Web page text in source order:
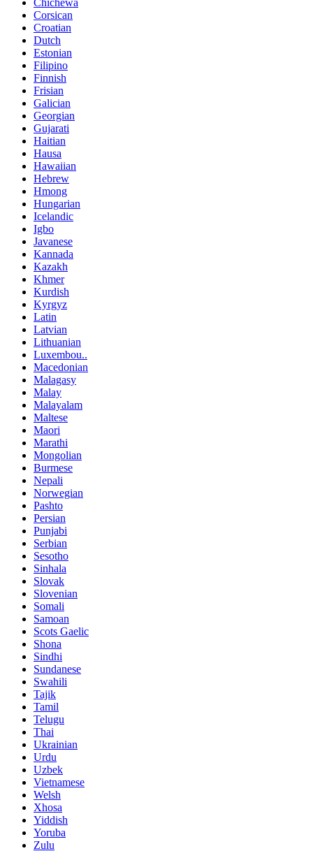
Chichewa
Corsican
Croatian
Dutch
Estonian
Filipino
Finnish
Frisian
Galician
Georgian
Gujarati
Haitian
Hausa
Hawaiian
Hebrew
Hmong
Hungarian
Icelandic
Igbo
Javanese
Kannada
Kazakh
Khmer
Kurdish
Kyrgyz
Latin
Latvian
Lithuanian
Luxembou..
Macedonian
Malagasy
Malay
Malayalam
Maltese
Maori
Marathi
Mongolian
Burmese
Nepali
Norwegian
Pashto
Persian
Punjabi
Serbian
Sesotho
Sinhala
Slovak
Slovenian
Somali
Samoan
Scots Gaelic
Shona
Sindhi
Sundanese
Swahili
Tajik
Tamil
Telugu
Thai
Ukrainian
Urdu
Uzbek
Vietnamese
Welsh
Xhosa
Yiddish
Yoruba
Zulu